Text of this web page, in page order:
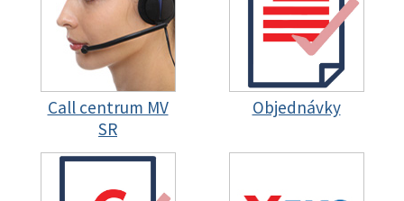
Call centrum MV
SR
Objednávky